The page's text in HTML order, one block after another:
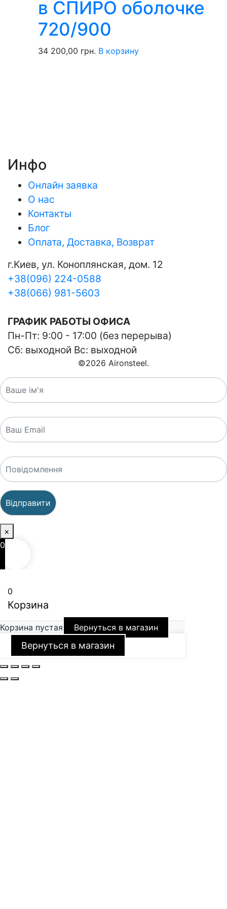
в СПИРО оболочке
720/900
34 200,00 грн. В корзину
Инфо
Онлайн заявка
О нас
Контакты
Блог
Оплата, Доставка, Возврат
г.Киев, ул. Коноплянская, дом. 12
+38(096) 224-0588
+38(066) 981-5603
ГРАФИК РАБОТЫ ОФИСА
Пн-Пт: 9:00 - 17:00 (без перерыва)
Сб: выходной Вс: выходной
©2026 Aironsteel.
×
0
0
Корзина
Корзина пустая Вернуться в магазин
Вернуться в магазин